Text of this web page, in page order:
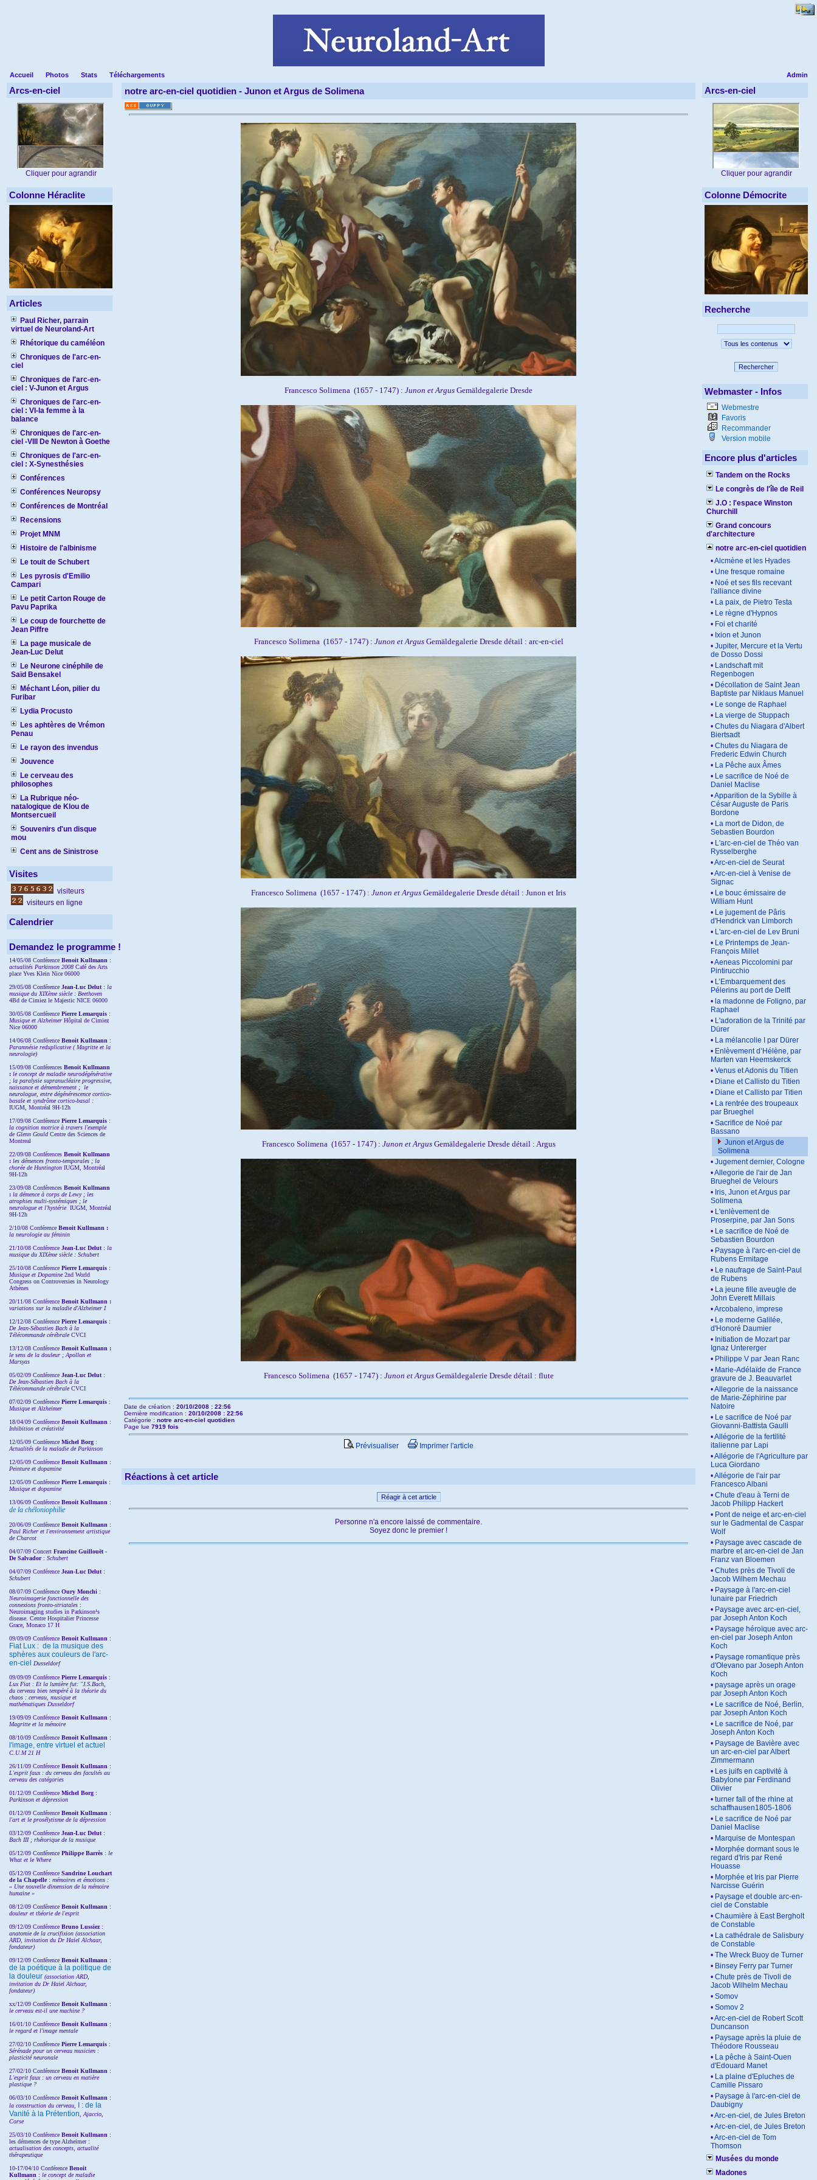
Admin
Accueil Photos Stats Téléchargements
Arcs-en-ciel
Cliquer pour agrandir
Colonne Héraclite
Articles
Paul Richer, parrain
virtuel de Neuroland-Art
Rhétorique du caméléon
Chroniques de l'arc-en-
ciel
Chroniques de l'arc-en-
ciel : V-Junon et Argus
Chroniques de l'arc-en-
ciel : VI-la femme à la
balance
Chroniques de l'arc-en-
ciel -VIII De Newton à Goethe
Chroniques de l'arc-en-
ciel : X-Synesthésies
Conférences
Conférences Neuropsy
Conférences de Montréal
Recensions
Projet MNM
Histoire de l'albinisme
Le touit de Schubert
Les pyrosis d'Emilio
Campari
Le petit Carton Rouge de
Pavu Paprika
Le coup de fourchette de
Jean Piffre
La page musicale de
Jean-Luc Delut
Le Neurone cinéphile de
Saïd Bensakel
Méchant Léon, pilier du
Furibar
Lydia Procusto
Les aphtères de Vrémon
Penau
Le rayon des invendus
Jouvence
Le cerveau des
philosophes
La Rubrique néo-
natalogique de Klou de
Montsercueil
Souvenirs d'un disque
mou
Cent ans de Sinistrose
Visites
visiteurs
visiteurs en ligne
Calendrier
Demandez le programme !
14/05/08 Conférence Benoit Kullmann :
actualités Parkinson 2008 Café des Arts
place Yves Klein Nice 06000
29/05/08 Conférence Jean-Luc Delut : la
musique du XIXème siècle : Beethoven
4Bd de Cimiez le Majestic NICE 06000
30/05/08 Conférence Pierre Lemarquis :
Musique et Alzheimer Hôpital de Cimiez
Nice 06000
14/06/08 Conférence Benoit Kullmann :
Paramnésie reduplicative ( Magritte et la
neurologie)
15/09/08 Conférences Benoit Kullmann
: le concept de maladie neurodégénérative
; la paralysie supranucléaire progressive,
naissance et démembrement ; le
neurologue, entre dégénérescence cortico-
basale et syndrôme cortico-basal :
IUGM, Montréal 9H-12h
17/09/08 Conférence Pierre Lemarquis :
la cognition motrice à travers l'exemple
de Glenn Gould Centre des Sciences de
Montreal
22/09/08 Conférences Benoit Kullmann
: les démences fronto-temporales ; la
chorée de Huntington IUGM, Montréal
9H-12h
23/09/08 Conférences Benoit Kullmann
: la démence à corps de Lewy ; les
atrophies multi-systémiques ; le
neurologue et l'hystérie IUGM, Montréal
9H-12h
2/10/08 Conférence Benoit Kullmann :
la neurologie au féminin
21/10/08 Conférence Jean-Luc Delut : la
musique du XIXème siècle : Schubert
25/10/08 Conférence Pierre Lemarquis :
Musique et Dopamine2nd World
Congress on Controversies in Neurology
Athènes
20/11/08 Conférence Benoit Kullmann :
variations sur la maladie d'Alzheimer I
12/12/08 Conférence Pierre Lemarquis :
De Jean-Sébastien Bach à la
Télécommande cérébraleCVCI
13/12/08 Conférence Benoit Kullmann :
le sens de la douleur ; Apollon et
Marsyas
05/02/09 Conférence Jean-Luc Delut :
De Jean-Sébastien Bach à la
Télécommande cérébraleCVCI
07/02/09 Conférence Pierre Lemarquis :
Musique et Alzheimer
18/04/09 Conférence Benoit Kullmann :
Inhibition et créativité
12/05/09 Conférence Michel Borg :
Actualités de la maladie de Parkinson
12/05/09 Conférence Benoit Kullmann :
Peinture et dopamine
12/05/09 Conférence Pierre Lemarquis :
Musique et dopamine
13/06/09 Conférence Benoit Kullmann :
de la chéloniophilie
20/06/09 Conférence Benoit Kullmann :
Paul Richer et l'environnement artistique
de Charcot
04/07/09 Concert Francine Guillouët -
De Salvador : Schubert
04/07/09 Conférence Jean-Luc Delut :
Schubert
08/07/09 Conférence Oury Monchi :
Neuroimagerie fonctionnelle des
connexions fronto-striatales :
Neuroimaging studies in Parkinson¹s
disease. Centre Hospitalier Princesse
Grace, Monaco 17 H
09/09/09 Conférence Benoit Kullmann :
Fiat Lux : de la musique des
sphères aux couleurs de l'arc-
en-ciel
Dusseldorf
09/09/09 Conférence Pierre Lemarquis :
Lux Fiat : Et la lumière fut: "J.S.Bach,
du cerveau bien tempéré à la théorie du
chaos : cerveau, musique et
mathématiques Dusseldorf
19/09/09 Conférence Benoit Kullmann :
Magritte et la mémoire
08/10/09 Conférence Benoit Kullmann :
l'image, entre virtuel et actuel
C.U.M 21 H
26/11/09 Conférence Benoit Kullmann :
L'esprit faux : du cerveau des facultés au
cerveau des catégories
01/12/09 Conférence Michel Borg :
Parkinson et dépression
01/12/09 Conférence Benoit Kullmann :
l'art et le prosélytisme de la dépression
03/12/09 Conférence Jean-Luc Delut :
Bach III ; rhétorique de la musique
05/12/09 Conférence Philippe Barrès : le
What et le Where
05/12/09 Conférence SandrineLouchart
de la Chapelle: mémoires et émotions :
« Une nouvelle dimension de la mémoire
humaine »
08/12/09 Conférence Benoit Kullmann :
douleur et théorie de l'esprit
09/12/09 Conférence Bruno Lussiez :
anatomie de la crucifixion (association
ARD, invitation du Dr Haiel Alchaar,
fondateur)
09/12/09 Conférence Benoit Kullmann :
de la poétique à la politique de
la douleur (association ARD,
invitation du Dr Haiel Alchaar,
fondateur)
xx/12/09 Conférence Benoit Kullmann :
le cerveau est-il une machine ?
16/01/10 Conférence Benoit Kullmann :
le regard et l'image mentale
27/02/10 Conférence Pierre Lemarquis :
Sérénade pour un cerveau musicien :
plasticité neuronale
27/02/10 Conférence Benoit Kullmann :
L'esprit faux : un cerveau en matière
plastique ?
06/03/10 Conférence Benoit Kullmann :
la construction du cerveau,
I : de la
Vanité à la Prétention , Ajaccio,
Corse
25/03/10 Conférence Benoit Kullmann :
les démences de type Alzheimer :
actualisation des concepts, actualité
thérapeutique
10-17/04/10 Conférence Benoit
Kullmann : le concept de maladie
notre arc-en-ciel quotidien - Junon et Argus de Solimena
Francesco Solimena (1657 - 1747) : Junon et Argus Gemäldegalerie Dresde
Francesco Solimena (1657 - 1747) : Junon et Argus Gemäldegalerie Dresde détail : arc-en-ciel
Francesco Solimena (1657 - 1747) : Junon et Argus Gemäldegalerie Dresde détail : Junon et Iris
Francesco Solimena (1657 - 1747) : Junon et Argus Gemäldegalerie Dresde détail : Argus
Francesco Solimena (1657 - 1747) : Junon et Argus Gemäldegalerie Dresde détail : flute
Date de création : 20/10/2008 : 22:56
Dernière modification : 20/10/2008 : 22:56
Catégorie : notre arc-en-ciel quotidien
Page lue 7919 fois
Prévisualiser Imprimer l'article
Réactions à cet article
Réagir à cet article
Personne n'a encore laissé de commentaire.
Soyez donc le premier !
Arcs-en-ciel
Cliquer pour agrandir
Colonne Démocrite
Recherche
Rechercher
Webmaster - Infos
Webmestre
Favoris
Recommander
Version mobile
Encore plus d'articles
Tandem on the Rocks
Le congrès de l'île de Reil
J.O : l'espace Winston
Churchill
Grand concours
d'architecture
notre arc-en-ciel quotidien
•Alcmène et les Hyades
• Une fresque romaine
• Noé et ses fils recevant
l'alliance divine
• La paix, de Pietro Testa
• Le règne d'Hypnos
• Foi et charité
• Ixion et Junon
• Jupiter, Mercure et la Vertu
de Dosso Dossi
• Landschaft mit
Regenbogen
• Décollation de Saint Jean
Baptiste par Niklaus Manuel
• Le songe de Raphael
• La vierge de Stuppach
• Chutes du Niagara d'Albert
Biertsadt
• Chutes du Niagara de
Frederic Edwin Church
• La Pêche aux Âmes
• Le sacrifice de Noé de
Daniel Maclise
•Apparition de la Sybille à
César Auguste de Paris
Bordone
• La mort de Didon, de
Sebastien Bourdon
• L'arc-en-ciel de Théo van
Rysselberghe
•Arc-en-ciel de Seurat
•Arc-en-ciel à Venise de
Signac
• Le bouc émissaire de
William Hunt
• Le jugement de Pâris
d'Hendrick van Limborch
• L'arc-en-ciel de Lev Bruni
• Le Printemps de Jean-
François Millet
•Aeneas Piccolomini par
Pintirucchio
• L’Embarquement des
Pélerins au port de Delft
• la madonne de Foligno, par
Raphael
• L'adoration de la Trinité par
Dürer
• La mélancolie I par Dürer
• Enlèvement d’Hélène, par
Marten van Heemskerck
• Venus et Adonis du Titien
• Diane et Callisto du Titien
• Diane et Callisto par Titien
• La rentrée des troupeaux
par Brueghel
• Sacrifice de Noé par
Bassano
Junon et Argus de
Solimena
• Jugement dernier, Cologne
•Allegorie de l'air de Jan
Brueghel de Velours
• Iris, Junon et Argus par
Solimena
• L'enlèvement de
Proserpine, par Jan Sons
• Le sacrifice de Noé de
Sebastien Bourdon
• Paysage à l'arc-en-ciel de
Rubens Ermitage
• Le naufrage de Saint-Paul
de Rubens
• La jeune fille aveugle de
John Everett Millais
•Arcobaleno, imprese
• Le moderne Galilée,
d'Honoré Daumier
• Initiation de Mozart par
Ignaz Untererger
• Philippe V par Jean Ranc
• Marie-Adélaïde de France
gravure de J. Beauvarlet
•Allegorie de la naissance
de Marie-Zéphirine par
Natoire
• Le sacrifice de Noé par
Giovanni-Battista Gaulli
•Allégorie de la fertilité
italienne par Lapi
•Allégorie de l'Agriculture par
Luca Giordano
•Allégorie de l'air par
Francesco Albani
• Chute d'eau à Terni de
Jacob Philipp Hackert
• Pont de neige et arc-en-ciel
sur le Gadmental de Caspar
Wolf
• Paysage avec cascade de
marbre et arc-en-ciel de Jan
Franz van Bloemen
• Chutes près de Tivoli de
Jacob Wilhem Mechau
• Paysage à l'arc-en-ciel
lunaire par Friedrich
• Paysage avec arc-en-ciel,
par Joseph Anton Koch
• Paysage héroïque avec arc-
en-ciel par Joseph Anton
Koch
• Paysage romantique près
d'Olevano par Joseph Anton
Koch
• paysage après un orage
par Joseph Anton Koch
• Le sacrifice de Noé, Berlin,
par Joseph Anton Koch
• Le sacrifice de Noé, par
Joseph Anton Koch
• Paysage de Bavière avec
un arc-en-ciel par Albert
Zimmermann
• Les juifs en captivité à
Babylone par Ferdinand
Olivier
• turner fall of the rhine at
schaffhausen1805-1806
• Le sacrifice de Noé par
Daniel Maclise
• Marquise de Montespan
• Morphée dormant sous le
regard d'Iris par René
Houasse
• Morphée et Iris par Pierre
Narcisse Guérin
• Paysage et double arc-en-
ciel de Constable
• Chaumière à East Bergholt
de Constable
• La cathédrale de Salisbury
de Constable
• The Wreck Buoy de Turner
• Binsey Ferry par Turner
• Chute près de Tivoli de
Jacob Wilhelm Mechau
• Somov
• Somov 2
•Arc-en-ciel de Robert Scott
Duncanson
• Paysage après la pluie de
Théodore Rousseau
• La pêche à Saint-Ouen
d'Edouard Manet
• La plaine d'Epluches de
Camille Pissaro
• Paysage à l'arc-en-ciel de
Daubigny
•Arc-en-ciel, de Jules Breton
•Arc-en-ciel, de Jules Breton
•Arc-en-ciel de Tom
Thomson
Musées du monde
Madones